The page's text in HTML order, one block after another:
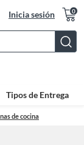
Inicia sesión 0
Bar
Tipos de Entrega
de cocina